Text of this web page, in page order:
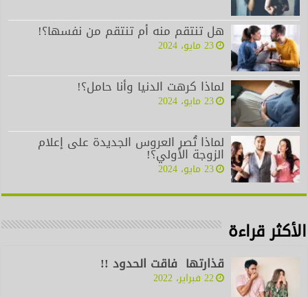
هل تنتقم منه أم تنتقم من نفسها؟!
23 مايو، 2024
لماذا كرهت الدنيا وأنا حامل؟!
23 مايو، 2024
لماذا تُصر العروس الجديدة على إعلام
الزوجة الأولي؟!
23 مايو، 2024
الأكثر قراءة
قذارتها فاقت الحدود !!
22 فبراير، 2022